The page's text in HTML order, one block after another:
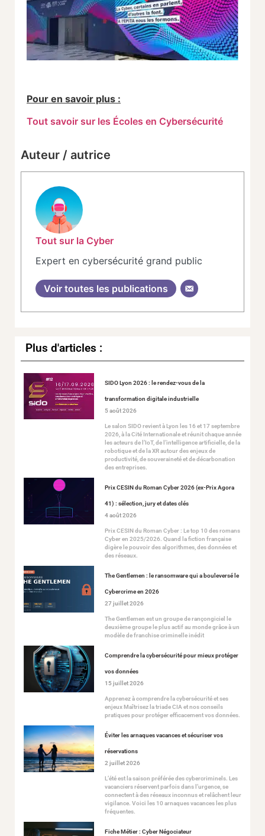
Pour en savoir plus :
Tout savoir sur les Écoles en Cybersécurité
Auteur / autrice
Tout sur la Cyber
Expert en cybersécurité grand public
Voir toutes les publications
Plus d'articles :
SIDO Lyon 2026 : le rendez-vous de la
transformation digitale industrielle
5 août 2026
Le salon SIDO revient à Lyon les 16 et 17 septembre
2026, à la Cité Internationale et réunit chaque année
les acteurs de l’IoT, de l’intelligence artificielle, de la
robotique et de la XR autour des enjeux de
productivité, de souveraineté et de décarbonation
des entreprises.
Prix CESIN du Roman Cyber 2026 (ex-Prix Agora
41) : sélection, jury et dates clés
4 août 2026
Prix CESIN du Roman Cyber : Le top 10 des romans
Cyber en 2025/2026. Quand la fiction française
digère le pouvoir des algorithmes, des données et
des réseaux.
The Gentlemen : le ransomware qui a bouleversé le
Cybercrime en 2026
27 juillet 2026
The Gentlemen est un groupe de rançongiciel le
deuxième groupe le plus actif au monde grâce à un
modèle de franchise criminelle inédit
Comprendre la cybersécurité pour mieux protéger
vos données
15 juillet 2026
Apprenez à comprendre la cybersécurité et ses
enjeux Maîtrisez la triade CIA et nos conseils
pratiques pour protéger efficacement vos données.
Éviter les arnaques vacances et sécuriser vos
réservations
2 juillet 2026
L’été est la saison préférée des cybercriminels. Les
vacanciers réservent parfois dans l’urgence, se
connectent à des réseaux inconnus et relâchent leur
vigilance. Voici les 10 arnaques vacances les plus
fréquentes.
Fiche Métier : Cyber Négociateur